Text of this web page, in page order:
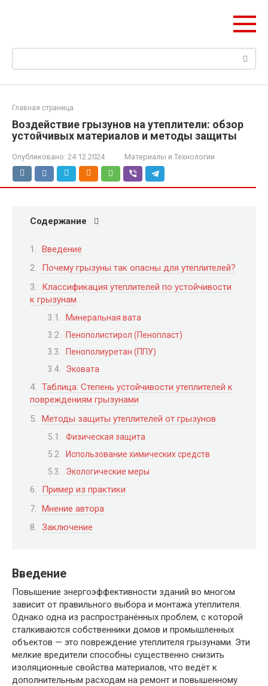
Поиск:
Главная страница
Воздействие грызунов на утеплители: обзор
устойчивых материалов и методы защиты
Опубликовано: 24.12.2024 Материалы и Технологии
Содержание
Введение
Почему грызуны так опасны для утеплителей?
Классификация утеплителей по устойчивости
к грызунам
Минеральная вата
Пенополистирол (Пенопласт)
Пенополиуретан (ППУ)
Эковата
Таблица: Степень устойчивости утеплителей к
повреждениям грызунами
Методы защиты утеплителей от грызунов
Физическая защита
Использование химических средств
Экологические меры
Пример из практики
Мнение автора
Заключение
Введение
Повышение энергоэффективности зданий во многом
зависит от правильного выбора и монтажа утеплителя.
Однако одна из распространённых проблем, с которой
сталкиваются собственники домов и промышленных
объектов — это повреждение утеплителя грызунами. Эти
мелкие вредители способны существенно снизить
изоляционные свойства материалов, что ведёт к
дополнительным расходам на ремонт и повышенному